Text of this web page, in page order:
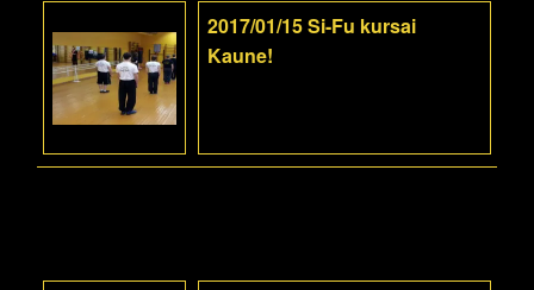
2017/01/15 Si-Fu kursai
Kaune!